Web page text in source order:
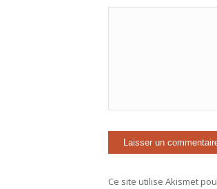
Ce site utilise Akismet